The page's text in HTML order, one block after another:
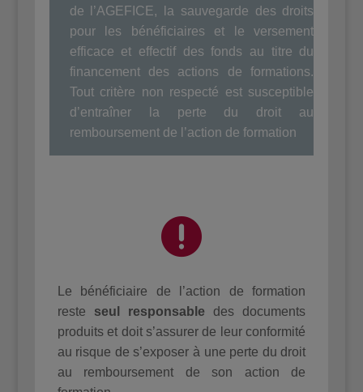
de l’AGEFICE, la sauvegarde des droits
pour les bénéficiaires et le versement
efficace et effectif des fonds au titre du
financement des actions de formations.
Tout critère non respecté est susceptible
d’entraîner la perte du droit au
remboursement de l’action de formation

Le bénéficiaire de l’action de formation
reste seul responsable des documents
produits et doit s’assurer de leur conformité
au risque de s’exposer à une perte du droit
au remboursement de son action de